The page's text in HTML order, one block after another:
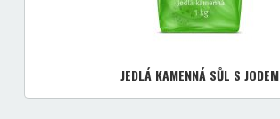
JEDLÁ KAMENNÁ SŮL S JODEM